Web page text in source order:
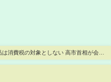
は消費税の対象としない 高市首相が会見